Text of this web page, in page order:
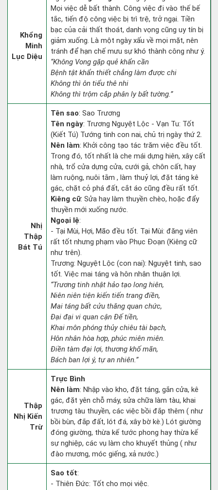
Khổng
Minh
Lục Diệu
Mọi việc dễ bất thành. Công việc đi vào thế bế
tắc, tiến độ công việc bị trì trệ, trở ngại. Tiền
bạc của cải thất thoát, danh vọng cũng uy tín bị
giảm xuống. Là một ngày xấu về mọi mặt, nên
tránh để hạn chế mưu sự khó thành công như ý.
“Không Vong gặp quẻ khẩn cần
Bệnh tật khẩn thiết chẳng làm được chi
Không thì ôn tiểu thê nhi
Không thì trộm cắp phân ly bất tường.”
Nhị
Thập
Bát Tú
Tên sao: Sao Trương
Tên ngày: Trương Nguyệt Lộc - Vạn Tu: Tốt
(Kiết Tú) Tướng tinh con nai, chủ trị ngày thứ 2.
Nên làm: Khởi công tạo tác trăm việc đều tốt.
Trong đó, tốt nhất là che mái dựng hiên, xây cất
nhà, trổ cửa dựng cửa, cưới gả, chôn cất, hay
làm ruộng, nuôi tằm , làm thuỷ lợi, đặt táng kê
gác, chặt cỏ phá đất, cắt áo cũng đều rất tốt.
Kiêng cữ: Sửa hay làm thuyền chèo, hoặc đẩy
thuyền mới xuống nước.
Ngoại lệ:
- Tại Mùi, Hợi, Mão đều tốt. Tại Mùi: đăng viên
rất tốt nhưng phạm vào Phục Đoạn (Kiêng cữ
như trên).
Trương: Nguyệt Lộc (con nai): Nguyệt tinh, sao
tốt. Việc mai táng và hôn nhân thuận lợi.
“Trương tinh nhật hảo tạo long hiên,
Niên niên tiện kiến tiến trang điền,
Mai táng bất cửu thăng quan chức,
Đại đại vi quan cận Đế tiền,
Khai môn phóng thủy chiêu tài bạch,
Hôn nhân hòa hợp, phúc miên miên.
Điền tàm đại lợi, thương khố mãn,
Bách ban lợi ý, tự an nhiên.”
Thập
Nhị Kiến
Trừ
Trực Bình
Nên làm: Nhập vào kho, đặt táng, gắn cửa, kê
gác, đặt yên chỗ máy, sửa chữa làm tàu, khai
trương tàu thuyền, các việc bồi đắp thêm ( như
bồi bùn, đắp đất, lót đá, xây bờ kè.) Lót giường
đóng giường, thừa kế tước phong hay thừa kế
sự nghiệp, các vụ làm cho khuyết thủng ( như
đào mương, móc giếng, xả nước.)
Sao tốt:
- Thiên Đức: Tốt cho mọi việc.